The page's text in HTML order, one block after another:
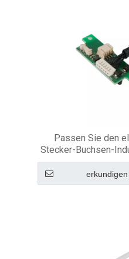
Passen Sie den
Stecker-Buchsen-
an
erkundigen